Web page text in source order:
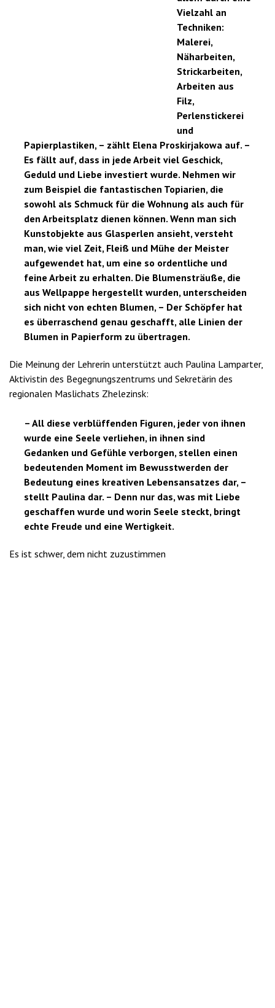
Vielzahl an
Techniken:
Malerei,
Näharbeiten,
Strickarbeiten,
Arbeiten aus
Filz,
Perlenstickerei
und
Papierplastiken, – zählt Elena Proskirjakowa auf. –
Es fällt auf, dass in jede Arbeit viel Geschick,
Geduld und Liebe investiert wurde. Nehmen wir
zum Beispiel die fantastischen Topiarien, die
sowohl als Schmuck für die Wohnung als auch für
den Arbeitsplatz dienen können. Wenn man sich
Kunstobjekte aus Glasperlen ansieht, versteht
man, wie viel Zeit, Fleiß und Mühe der Meister
aufgewendet hat, um eine so ordentliche und
feine Arbeit zu erhalten. Die Blumensträuße, die
aus Wellpappe hergestellt wurden, unterscheiden
sich nicht von echten Blumen, – Der Schöpfer hat
es überraschend genau geschafft, alle Linien der
Blumen in Papierform zu übertragen.
Die Meinung der Lehrerin unterstützt auch Paulina Lamparter,
Aktivistin des Begegnungszentrums und Sekretärin des
regionalen Maslichats Zhelezinsk:
– All diese verblüffenden Figuren, jeder von ihnen
wurde eine Seele verliehen, in ihnen sind
Gedanken und Gefühle verborgen, stellen einen
bedeutenden Moment im Bewusstwerden der
Bedeutung eines kreativen Lebensansatzes dar, –
stellt Paulina dar. – Denn nur das, was mit Liebe
geschaffen wurde und worin Seele steckt, bringt
echte Freude und eine Wertigkeit.
Es ist schwer, dem nicht zuzustimmen